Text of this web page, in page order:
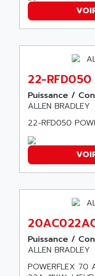
SIMATIC-S5
SIMATIC FIELD
ARGOLUX AS
TSX 21
ALTISTART
TEXT DISPLAY
SINUMERIK
SMTBD1
CPX37
CE65
SINUMERIK
AIRMASTER R1
AIRMASTER
AIRPES
AIRWELL
AISA
AJHUA
AJR DIFFUSION
AK
AKA
AKIM AG
AKKU
AKO
ALACATEL
22-RFD050
Puissance /
ALLEN BRADLEY
22-RFD050
Puissance /
ALLEN BRADLEY
POWERFLEX 70